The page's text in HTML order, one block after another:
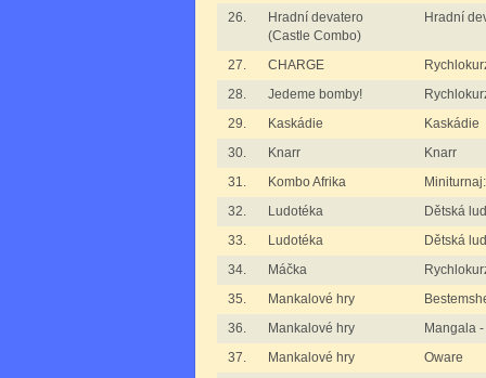
26.
Hradní devatero
(Castle Combo)
Hradní
27. CHARGE
28.
Jedeme bomby!
29.
Kaskádie
Kaskádie
30.
Knarr
Knarr
31.
Kombo Afrika
32.
Ludotéka
Dětská
33.
Ludotéka
Dětská
34.
Máčka
35.
Mankalové hry
36.
Mankalové hry
Mangala
37.
Mankalové hry
Oware